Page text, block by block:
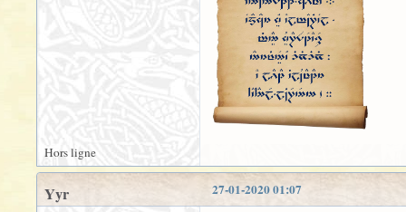
Hors ligne
27-01-2020 01:07
Yyr